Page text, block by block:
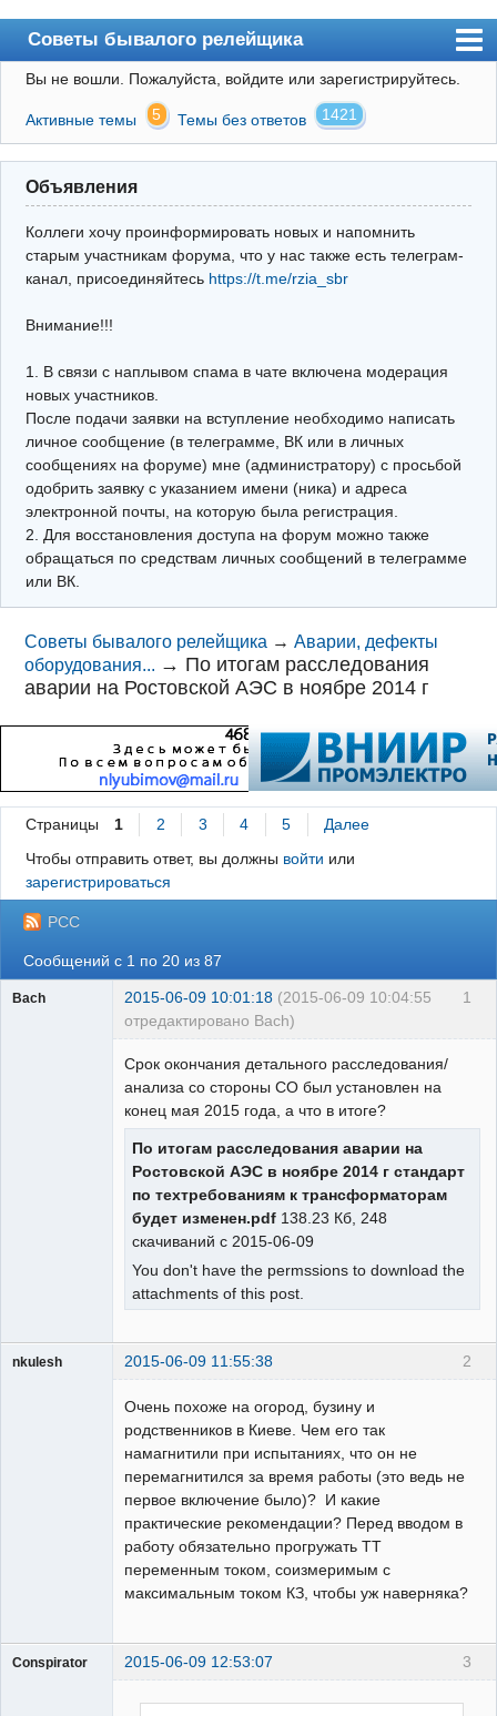
Советы бывалого релейщика
Форум
Правила
Поиск
Регистрация
Архив
Почта
Поиск релейщика
Видео РЗиА
Фотохостинг
Телеграм
Вы не вошли. Пожалуйста, войдите или зарегистрируйтесь.
Активные темы 5 Темы без ответов 1421
Объявления
Коллеги хочу проинформировать новых и напомнить
старым участникам форума, что у нас также есть телеграм-
канал, присоединяйтесь https://t.me/rzia_sbr
Внимание!!!
1. В связи с наплывом спама в чате включена модерация
новых участников.
После подачи заявки на вступление необходимо написать
личное сообщение (в телеграмме, ВК или в личных
сообщениях на форуме) мне (администратору) с просьбой
одобрить заявку с указанием имени (ника) и адреса
электронной почты, на которую была регистрация.
2. Для восстановления доступа на форум можно также
обращаться по средствам личных сообщений в телеграмме
или ВК.
Советы бывалого релейщика →Аварии, дефекты
оборудования... → По итогам расследования
аварии на Ростовской АЭС в ноябре 2014 г
Страницы 1 2 3 4 5
Далее
Чтобы отправить ответ, вы должны войти или
зарегистрироваться
РСС
Сообщений с 1 по 20 из 87
1
Bach 2015-06-09 10:01:18 (2015-06-09 10:04:55
отредактировано Bach)
Срок окончания детального расследования/
анализа со стороны СО был установлен на
конец мая 2015 года, а что в итоге?
По итогам расследования аварии на
Ростовской АЭС в ноябре 2014 г стандарт
по техтребованиям к трансформаторам
будет изменен.pdf 138.23 Кб, 248
скачиваний с 2015-06-09
You don't have the permssions to download the
attachments of this post.
2
nkulesh 2015-06-09 11:55:38
Очень похоже на огород, бузину и
родственников в Киеве. Чем его так
намагнитили при испытаниях, что он не
перемагнитился за время работы (это ведь не
первое включение было)? И какие
практические рекомендации? Перед вводом в
работу обязательно прогружать ТТ
переменным током, соизмеримым с
максимальным током КЗ, чтобы уж наверняка?
3
Conspirator 2015-06-09 12:53:07